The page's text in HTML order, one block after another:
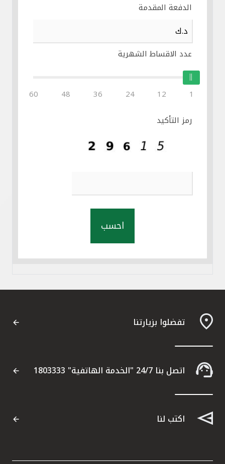
الدفعة المقدمة
عدد الاقساط الشهرية
1
12
24
36
48
60
رمز التأكيد
احسب
تفضلوا بزيارتنا
اتصل بنا 24/7 "الخدمة الهاتفية" 1803333
اكتب لنا